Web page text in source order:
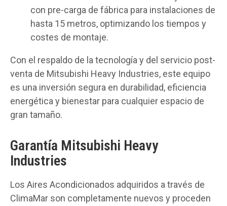
con pre-carga de fábrica para instalaciones de
hasta 15 metros, optimizando los tiempos y
costes de montaje.
Con el respaldo de la tecnología y del servicio post-
venta de Mitsubishi Heavy Industries, este equipo
es una inversión segura en durabilidad, eficiencia
energética y bienestar para cualquier espacio de
gran tamaño.
Garantía Mitsubishi Heavy
Industries
Los Aires Acondicionados adquiridos a través de
ClimaMar son completamente nuevos y proceden